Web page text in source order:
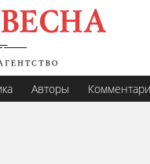
Авторы